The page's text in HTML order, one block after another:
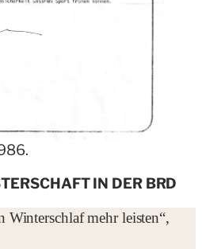
IN DER BRD
Winterschlaf mehr leisten“,